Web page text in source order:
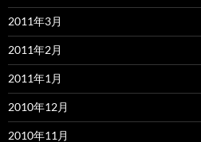
2011年3月
2011年2月
2011年1月
2010年12月
2010年11月